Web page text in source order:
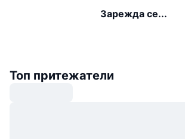
Зарежда се...
Топ притежатели